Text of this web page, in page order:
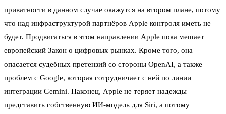
приватности в данном случае окажутся на втором плане, потому
что над инфраструктурой партнёров Apple контроля иметь не
будет. Продвигаться в этом направлении Apple пока мешает
европейский Закон о цифровых рынках. Кроме того, она
опасается судебных претензий со стороны OpenAI, а также
проблем с Google, которая сотрудничает с ней по линии
интеграции Gemini. Наконец, Apple не теряет надежды
представить собственную ИИ-модель для Siri, а потому